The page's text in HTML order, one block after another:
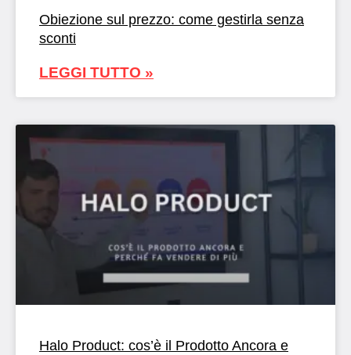
Obiezione sul prezzo: come gestirla senza
sconti
LEGGI TUTTO »
Halo Product: cos’è il Prodotto Ancora e